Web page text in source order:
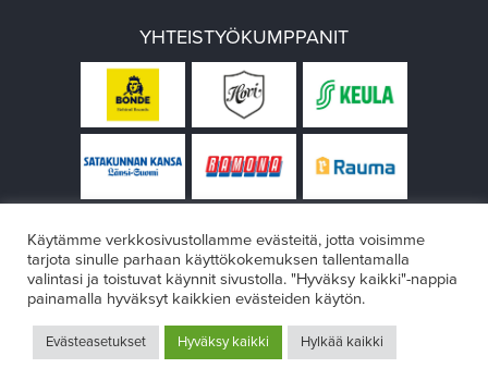
YHTEISTYÖKUMPPANIT
Design:VÄRIKÄS
Käytämme verkkosivustollamme evästeitä, jotta voisimme
tarjota sinulle parhaan käyttökokemuksen tallentamalla
valintasi ja toistuvat käynnit sivustolla. "Hyväksy kaikki"-nappia
painamalla hyväksyt kaikkien evästeiden käytön.
Evästeasetukset Hyväksy kaikki Hylkää kaikki